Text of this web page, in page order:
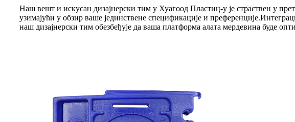
Наш вешт и искусан дизајнерски тим у Хуагоод Пластиц-у је страствен у
узимајући у обзир ваше јединствене спецификације и
наш дизајнерски тим обезбеђује да ваша платформа алата мердевина буде